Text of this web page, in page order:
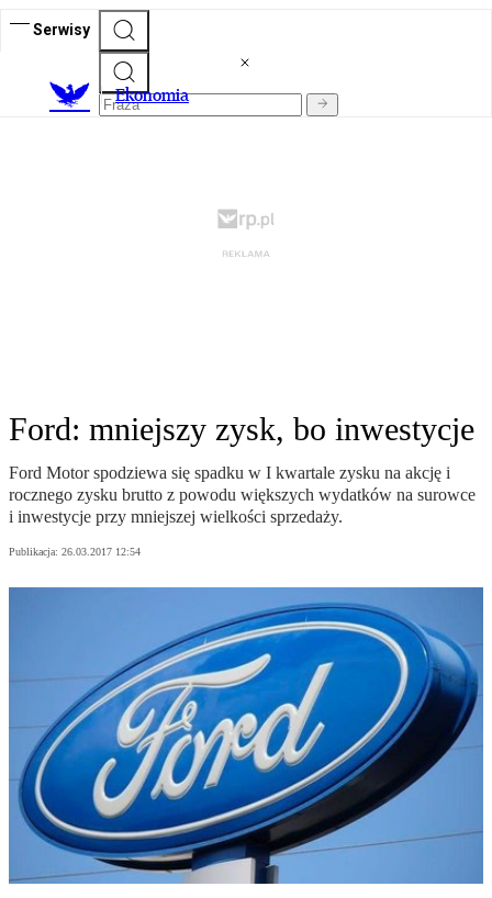
Serwisy
Ekonomia
Ford: mniejszy zysk, bo inwestycje
Ford Motor spodziewa się spadku w I kwartale zysku na akcję i
rocznego zysku brutto z powodu większych wydatków na surowce
i inwestycje przy mniejszej wielkości sprzedaży.
Publikacja: 26.03.2017 12:54